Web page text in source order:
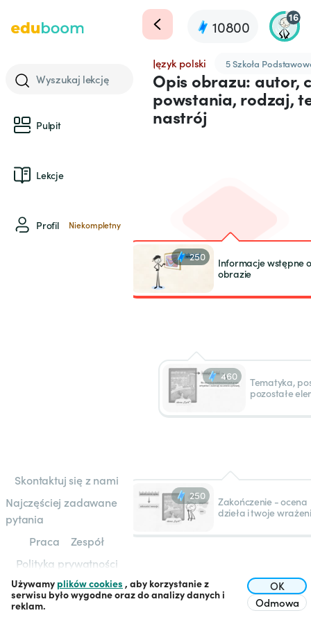
10800
16
Wyszukaj lekcję
Pulpit
Lekcje
Profil Niekompletny
Skontaktuj się z nami
Najczęściej zadawane
pytania
Praca
Zespół
Polityka prywatności
Regulamin
Język polski 5 Szkoła
Opis obrazu: autor,
powstania, rodzaj,
nastrój
250
Informacje wstępne o
obrazie
460
Tematyka,
pozostałe
250
Zakończenie - ocena
dzieła i twoje
Używamy plików cookies , aby korzystanie z
serwisu było wygodne oraz do analizy danych i
reklam.
Odmowa
OK